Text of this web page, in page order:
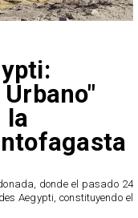
la
donde el pasado 24
Aegypti, constituyendo el